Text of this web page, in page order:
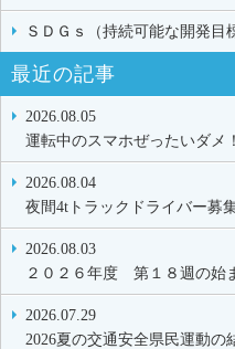
ＳＤＧｓ（持続可能な開発目
最近の記事
2026.08.05
運転中のスマホぜったいダメ
2026.08.04
夜間4tトラックドライバー募
2026.08.03
２０２６年度 第１８週の始
2026.07.29
2026夏の交通安全県民運動の